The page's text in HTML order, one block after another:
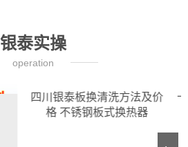
银泰实操
operation
四川银泰板换清洗方法及价
格 不锈钢板式换热器